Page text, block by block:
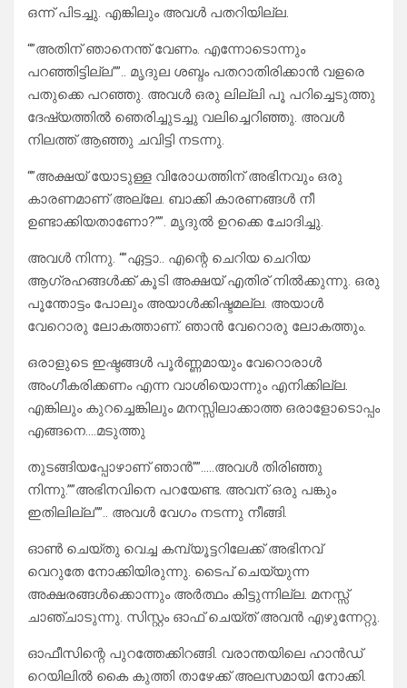
ഒന്ന് പിടച്ചു. എങ്കിലും അവൾ പതറിയില്ല.
“”അതിന് ഞാനെന്ത് വേണം. എന്നോടൊന്നും
പറഞ്ഞിട്ടില്ല””.. മൃദുല ശബ്ദം പതറാതിരിക്കാൻ വളരെ
പതുക്കെ പറഞ്ഞു. അവൾ ഒരു ലില്ലി പൂ പറിച്ചെടുത്തു
ദേഷ്യത്തിൽ ഞെരിച്ചുടച്ചു വലിച്ചെറിഞ്ഞു. അവൾ
നിലത്ത് ആഞ്ഞു ചവിട്ടി നടന്നു.
“”അക്ഷയ് യോടുള്ള വിരോധത്തിന് അഭിനവും ഒരു
കാരണമാണ് അല്ലേ. ബാക്കി കാരണങ്ങൾ നീ
ഉണ്ടാക്കിയതാണോ?””. മൃദുൽ ഉറക്കെ ചോദിച്ചു.
അവൾ നിന്നു. “”ഏട്ടാ.. എന്റെ ചെറിയ ചെറിയ
ആഗ്രഹങ്ങൾക്ക് കൂടി അക്ഷയ് എതിര് നിൽക്കുന്നു. ഒരു
പൂന്തോട്ടം പോലും അയാൾക്കിഷ്ടമല്ല. അയാൾ
വേറൊരു ലോകത്താണ്. ഞാൻ വേറൊരു ലോകത്തും.
ഒരാളുടെ ഇഷ്ടങ്ങൾ പൂർണ്ണമായും വേറൊരാൾ
അംഗീകരിക്കണം എന്ന വാശിയൊന്നും എനിക്കില്ല.
എങ്കിലും കുറച്ചെങ്കിലും മനസ്സിലാക്കാത്ത ഒരാളോടൊപ്പം
എങ്ങനെ….മടുത്തു
തുടങ്ങിയപ്പോഴാണ് ഞാൻ””…..അവൾ തിരിഞ്ഞു
നിന്നു.””അഭിനവിനെ പറയേണ്ട. അവന് ഒരു പങ്കും
ഇതിലില്ല””.. അവൾ വേഗം നടന്നു നീങ്ങി.
ഓൺ ചെയ്തു വെച്ച കമ്പ്യൂട്ടറിലേക്ക് അഭിനവ്
വെറുതേ നോക്കിയിരുന്നു. ടൈപ് ചെയ്യുന്ന
അക്ഷരങ്ങൾക്കൊന്നും അർത്ഥം കിട്ടുന്നില്ല. മനസ്സ്
ചാഞ്ചാടുന്നു. സിസ്റ്റം ഓഫ്‌ ചെയ്ത് അവൻ എഴുന്നേറ്റു.
ഓഫീസിന്റെ പുറത്തേക്കിറങ്ങി. വരാന്തയിലെ ഹാൻഡ്
റെയിലിൽ കൈ കുത്തി താഴേക്ക് അലസമായി നോക്കി.